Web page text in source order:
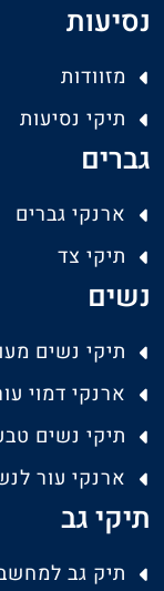
נסיעות
מזוודות
תיקי נסיעות
גברים
ארנקי גברים
תיקי צד
נשים
תיקי נשים
ארנקי דמוי
תיקי נשים
ארנקי עור
תיקי גב
תיק גב